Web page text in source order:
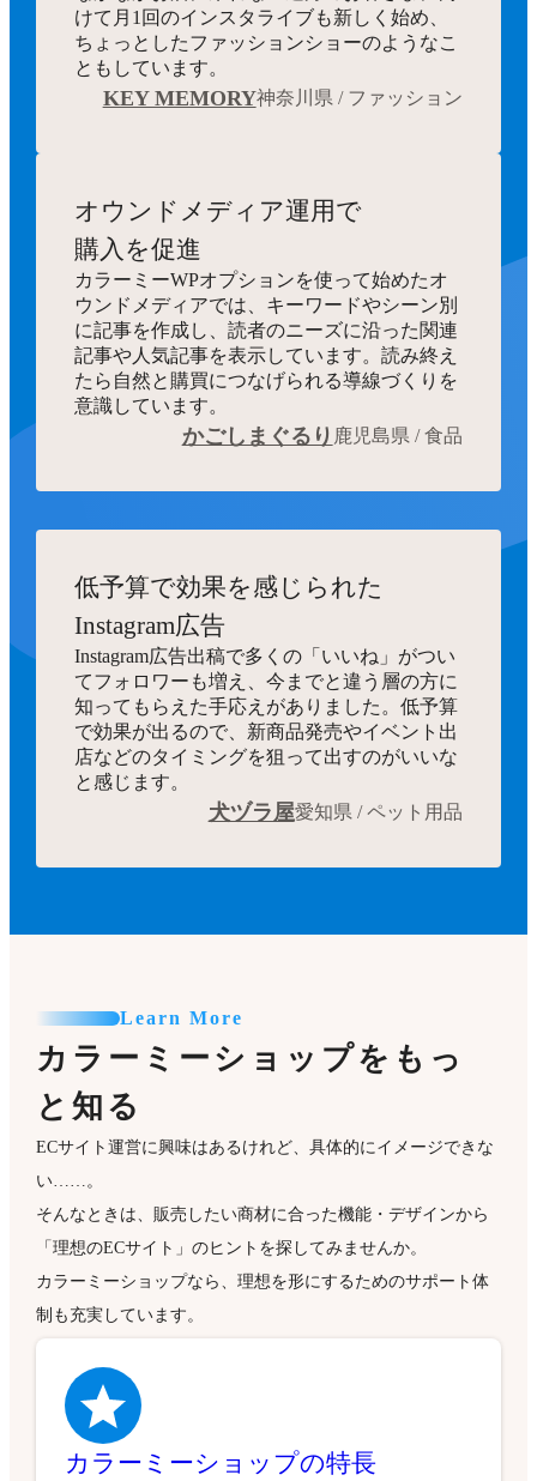
けて月1回のインスタライブも新しく始め、
ちょっとしたファッションショーのようなこ
ともしています。
KEY MEMORY神奈川県 / ファッション
オウンドメディア運用で
購入を促進
カラーミーWPオプションを使って始めたオ
ウンドメディアでは、キーワードやシーン別
に記事を作成し、読者のニーズに沿った関連
記事や人気記事を表示しています。読み終え
たら自然と購買につなげられる導線づくりを
意識しています。
かごしまぐるり 鹿児島県 / 食品
低予算で効果を感じられた
Instagram広告
Instagram広告出稿で多くの「いいね」がつい
てフォロワーも増え、今までと違う層の方に
知ってもらえた手応えがありました。低予算
で効果が出るので、新商品発売やイベント出
店などのタイミングを狙って出すのがいいな
と感じます。
犬ヅラ屋愛知県 / ペット用品
Learn More
カラーミーショップをもっ
と知る
ECサイト運営に興味はあるけれど、具体的にイメージできな
い……。
そんなときは、販売したい商材に合った機能・デザインから
「理想のECサイト」のヒントを探してみませんか。
カラーミーショップなら、理想を形にするためのサポート体
制も充実しています。
カラーミーショップの特長